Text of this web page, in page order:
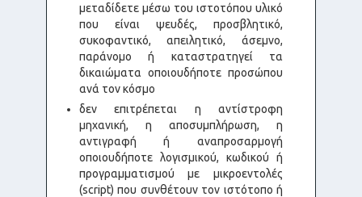
μεταδίδετε μέσω του ιστοτόπου υλικό
που είναι ψευδές, προσβλητικό,
συκοφαντικό, απειλητικό, άσεμνο,
παράνομο ή καταστρατηγεί τα
δικαιώματα οποιουδήποτε προσώπου
ανά τον κόσμο
δεν επιτρέπεται η αντίστροφη
μηχανική, η αποσυμπλήρωση, η
αντιγραφή ή αναπροσαρμογή
οποιουδήποτε λογισμικού, κωδικού ή
προγραμματισμού με μικροεντολές
(script) που συνθέτουν τον ιστότοπο ή